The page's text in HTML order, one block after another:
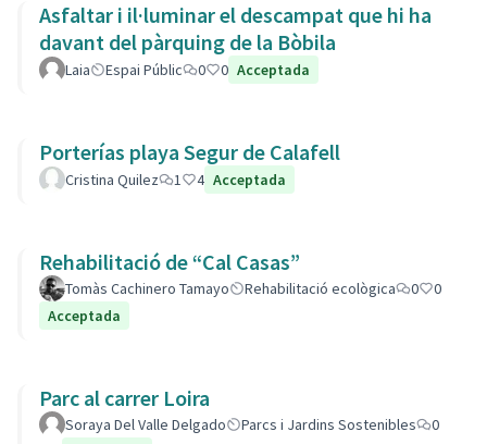
Asfaltar i il·luminar el descampat que hi ha
davant del pàrquing de la Bòbila
Laia Espai Públic 0 0 Acceptada
Porterías playa Segur de Calafell
Cristina Quilez 1 4 Acceptada
Rehabilitació de “Cal Casas”
Tomàs Cachinero Tamayo Rehabilitació ecològica 0
0
Acceptada
Parc al carrer Loira
Soraya Del Valle Delgado Parcs i Jardins Sostenibles
0